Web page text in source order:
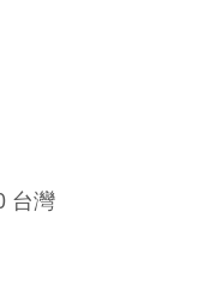
台灣